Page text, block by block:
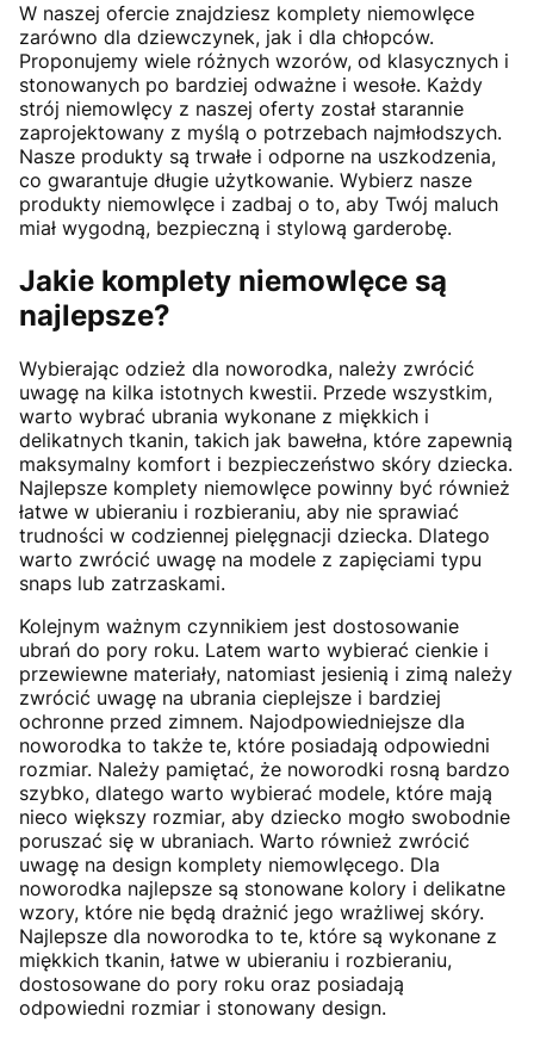
W naszej ofercie znajdziesz komplety niemowlęce
zarówno dla dziewczynek, jak i dla chłopców.
Proponujemy wiele różnych wzorów, od klasycznych i
stonowanych po bardziej odważne i wesołe. Każdy
strój niemowlęcy z naszej oferty został starannie
zaprojektowany z myślą o potrzebach najmłodszych.
Nasze produkty są trwałe i odporne na uszkodzenia,
co gwarantuje długie użytkowanie. Wybierz nasze
produkty niemowlęce i zadbaj o to, aby Twój maluch
miał wygodną, bezpieczną i stylową garderobę.
Jakie komplety niemowlęce są
najlepsze?
Wybierając odzież dla noworodka, należy zwrócić
uwagę na kilka istotnych kwestii. Przede wszystkim,
warto wybrać ubrania wykonane z miękkich i
delikatnych tkanin, takich jak bawełna, które zapewnią
maksymalny komfort i bezpieczeństwo skóry dziecka.
Najlepsze komplety niemowlęce powinny być również
łatwe w ubieraniu i rozbieraniu, aby nie sprawiać
trudności w codziennej pielęgnacji dziecka. Dlatego
warto zwrócić uwagę na modele z zapięciami typu
snaps lub zatrzaskami.
Kolejnym ważnym czynnikiem jest dostosowanie
ubrań do pory roku. Latem warto wybierać cienkie i
przewiewne materiały, natomiast jesienią i zimą należy
zwrócić uwagę na ubrania cieplejsze i bardziej
ochronne przed zimnem. Najodpowiedniejsze dla
noworodka to także te, które posiadają odpowiedni
rozmiar. Należy pamiętać, że noworodki rosną bardzo
szybko, dlatego warto wybierać modele, które mają
nieco większy rozmiar, aby dziecko mogło swobodnie
poruszać się w ubraniach. Warto również zwrócić
uwagę na design komplety niemowlęcego. Dla
noworodka najlepsze są stonowane kolory i delikatne
wzory, które nie będą drażnić jego wrażliwej skóry.
Najlepsze dla noworodka to te, które są wykonane z
miękkich tkanin, łatwe w ubieraniu i rozbieraniu,
dostosowane do pory roku oraz posiadają
odpowiedni rozmiar i stonowany design.